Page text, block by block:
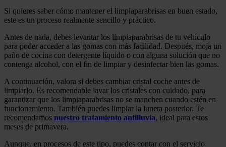
Si quieres saber cómo mantener el limpiaparabrisas en buen estado,
este es un proceso realmente sencillo y práctico.
Antes de nada, debes levantar los limpiaparabrisas de tu vehículo
para poder acceder a las gomas con más facilidad. Después, moja un
paño de cocina con detergente líquido o con alguna solución que no
contenga alcohol, con el fin de limpiar y desinfectar bien las gomas.
A continuación, valora si debes cambiar cristal coche antes de
limpiarlo. Es recomendable lavar los cristales con cuidado, para
garantizar que los limpiaparabrisas no se manchen cuando estén en
funcionamiento. También puedes limpiar la luneta posterior. Te
recomendamos nuestro tratamiento antilluvia, ideal para estos
meses de primavera.
Aunque, en procesos de este tipo, puedes contar con el servicio